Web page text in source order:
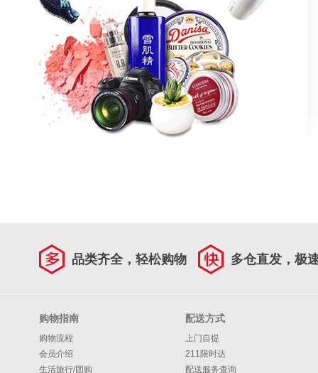
品类齐全，轻松购物 多仓直发，极
购物指南
购物流程
会员介绍
生活旅行/团购
配送方式
上门自提
211限时达
配送服务查询